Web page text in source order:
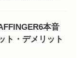
本音
ト・デメリット